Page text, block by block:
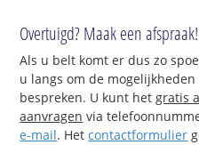
Overtuigd? Maak een afspraak!
Als u belt komt er dus zo
u langs om de
bespreken. U kunt hetgratis
aanvragen via
e-mail. Hetcontactformulier